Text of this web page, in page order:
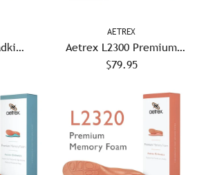
L2300
AETREX
Aetrex L2300 Premium
Damskie wkładki
$79.95